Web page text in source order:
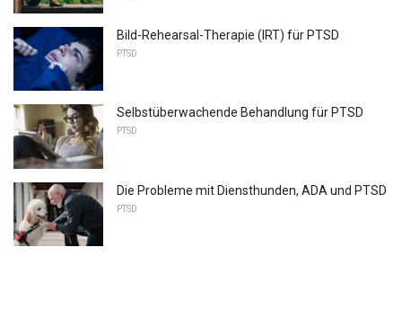
Bild-Rehearsal-Therapie (IRT) für PTSD
PTSD
Selbstüberwachende Behandlung für PTSD
PTSD
Die Probleme mit Diensthunden, ADA und PTSD
PTSD